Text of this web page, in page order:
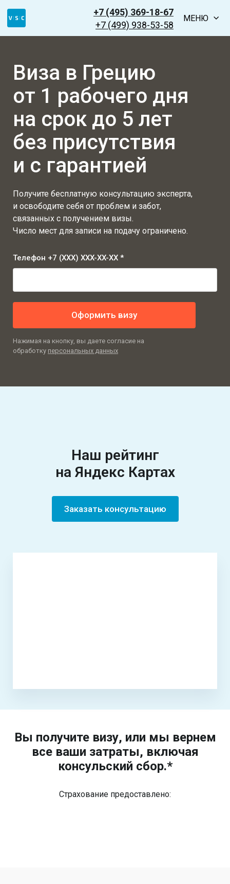
+7 (495) 369-18-67
+7 (499) 938-53-58
МЕНЮ
Виза в Грецию
от 1 рабочего дня
на срок до 5 лет
без присутствия
и с гарантией
Получите бесплатную консультацию эксперта,
и освободите себя от проблем и забот,
связанных с получением визы.
Число мест для записи на подачу ограничено.
Телефон +7 (XXX) XXX-XX-XX *
Оформить визу
Нажимая на кнопку, вы даете согласие на
обработку персональных данных
Наш рейтинг
на Яндекс Картах
Заказать консультацию
Вы получите визу, или мы вернем
все ваши затраты, включая
консульский сбор.*
Страхование предоставлено: